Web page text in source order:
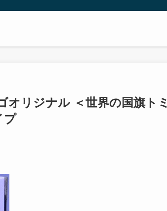
オリジナル ＜世界の国旗トミ
プ